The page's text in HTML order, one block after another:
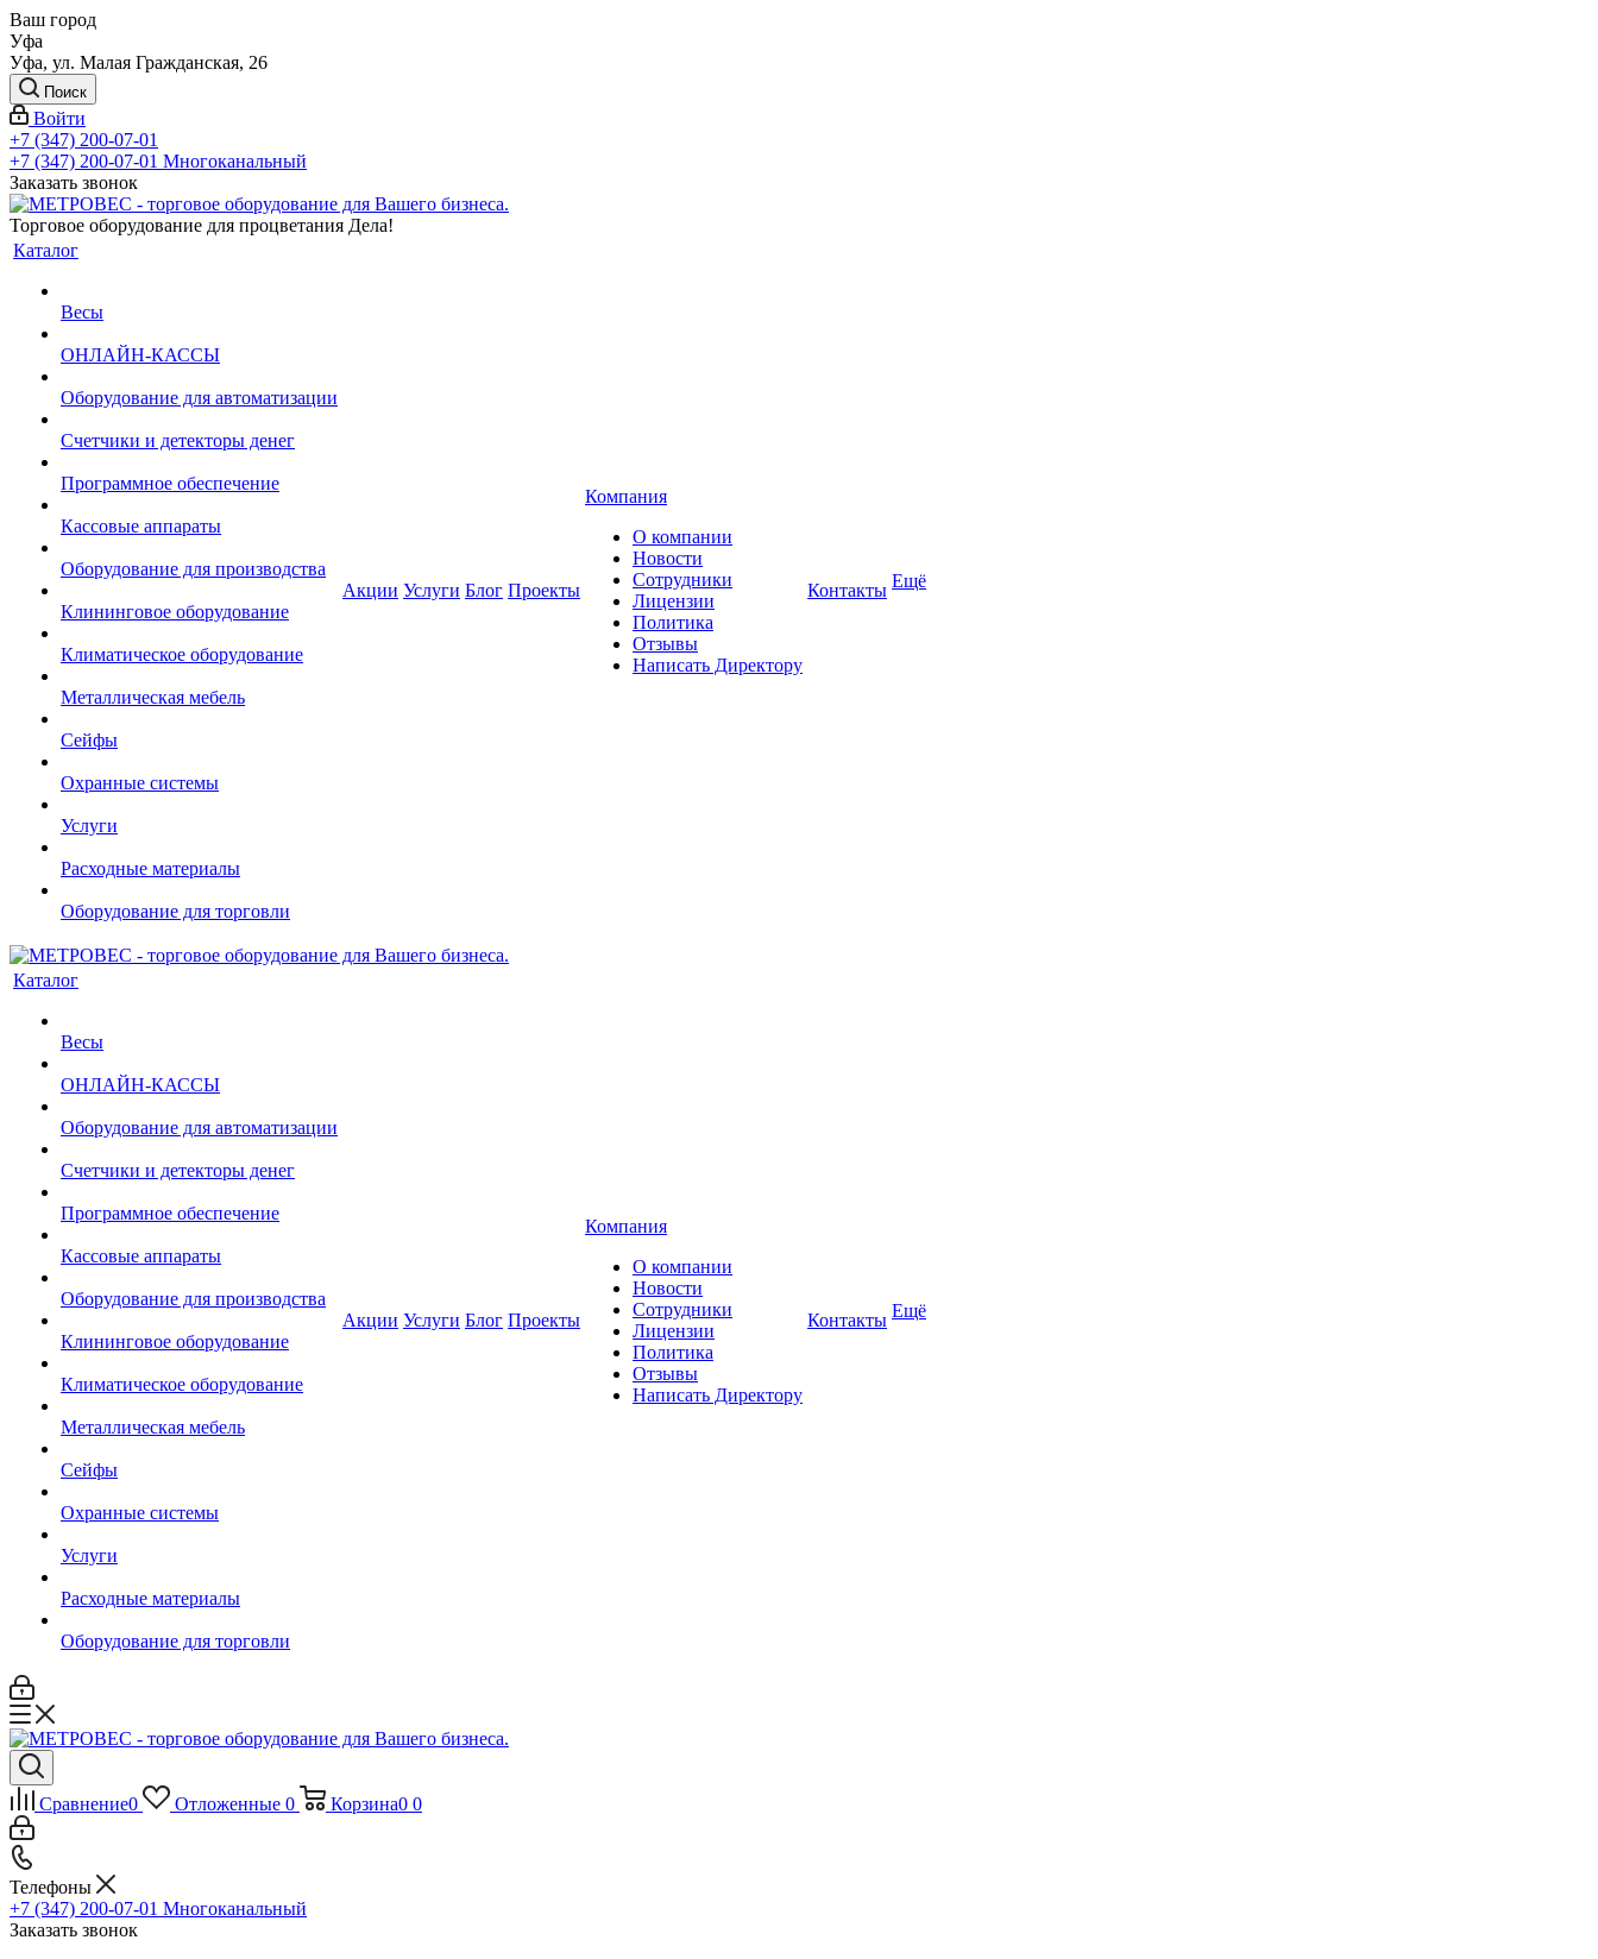
Ваш город
Уфа
Уфа, ул. Малая Гражданская, 26
Поиск
Войти
+7 (347) 200-07-01
+7 (347) 200-07-01 Многоканальный
Заказать звонок
Торговое оборудование для процветания Дела!
Каталог
Весы
ОНЛАЙН-КАССЫ
Оборудование для автоматизации
Счетчики и детекторы денег
Программное обеспечение
Кассовые аппараты
Оборудование для производства
Клининговое оборудование
Климатическое оборудование
Металлическая мебель
Сейфы
Охранные системы
Услуги
Расходные материалы
Оборудование для торговли
Акции Услуги Блог Проекты
Компания
О компании
Новости
Сотрудники
Лицензии
Политика
Отзывы
Написать Директору
Контакты Ещё
Каталог
Весы
ОНЛАЙН-КАССЫ
Оборудование для автоматизации
Счетчики и детекторы денег
Программное обеспечение
Кассовые аппараты
Оборудование для производства
Клининговое оборудование
Климатическое оборудование
Металлическая мебель
Сейфы
Охранные системы
Услуги
Расходные материалы
Оборудование для торговли
Акции Услуги Блог Проекты
Компания
О компании
Новости
Сотрудники
Лицензии
Политика
Отзывы
Написать Директору
Контакты Ещё
Сравнение0 Отложенные 0 Корзина0 0
Телефоны
+7 (347) 200-07-01 Многоканальный
Заказать звонок